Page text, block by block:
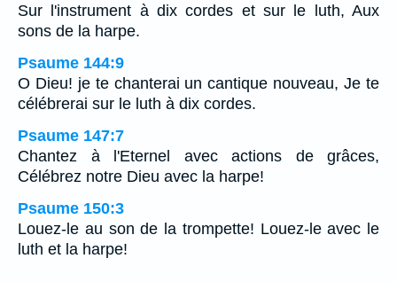
Sur l'instrument à dix cordes et sur le luth, Aux
sons de la harpe.
Psaume 144:9
O Dieu! je te chanterai un cantique nouveau, Je te
célébrerai sur le luth à dix cordes.
Psaume 147:7
Chantez à l'Eternel avec actions de grâces,
Célébrez notre Dieu avec la harpe!
Psaume 150:3
Louez-le au son de la trompette! Louez-le avec le
luth et la harpe!